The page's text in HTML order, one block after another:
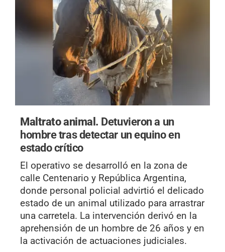
Maltrato animal. Detuvieron a un
hombre tras detectar un equino en
estado crítico
El operativo se desarrolló en la zona de
calle Centenario y República Argentina,
donde personal policial advirtió el delicado
estado de un animal utilizado para arrastrar
una carretela. La intervención derivó en la
aprehensión de un hombre de 26 años y en
la activación de actuaciones judiciales.